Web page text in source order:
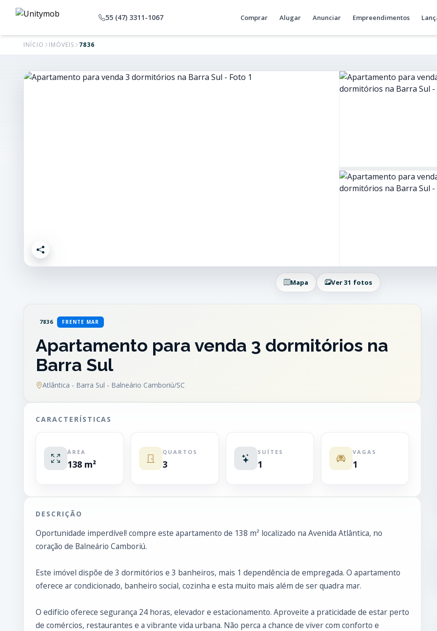
55 (47) 3311-1067 Comprar Alugar Anunciar Empreendimentos
INÍCIO IMÓVEIS 7836
Mapa Ver 31 fotos
7836 FRENTE MAR
Apartamento para venda 3 dormitórios na
Barra Sul
Atlântica - Barra Sul - Balneário Camboriú/SC
CARACTERÍSTICAS
ÁREA
138 m²
QUARTOS
3
SUÍTES
1
VAGAS
1
DESCRIÇÃO
Oportunidade imperdível! compre este apartamento de 138 m² localizado na Avenida Atlântica, no
coração de Balneário Camboriú.
Este imóvel dispõe de 3 dormitórios e 3 banheiros, mais 1 dependência de empregada. O apartamento
oferece ar condicionado, banheiro social, cozinha e esta muito mais além de ser quadra mar.
O edifício oferece segurança 24 horas, elevador e estacionamento. Aproveite a praticidade de estar perto
de comércios, restaurantes e a vibrante vida urbana. Não perca a chance de viver com conforto e